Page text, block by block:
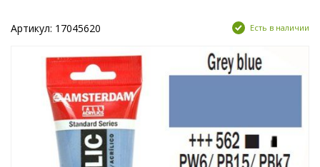
Артикул: 17045620 Есть в наличии